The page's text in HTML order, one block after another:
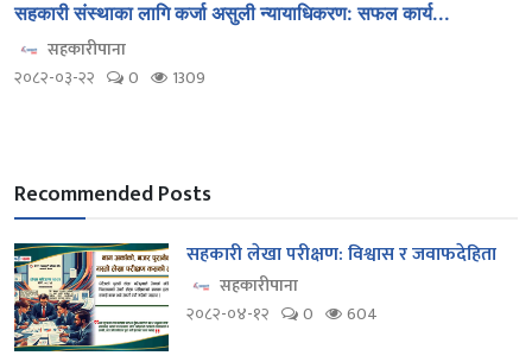
सहकारी संस्थाका लागि कर्जा असुली न्यायाधिकरण: सफल कार्य...
सहकारीपाना
२०८२-०३-२२
0 1309
Recommended Posts
सहकारी लेखा परीक्षण: विश्वास र जवाफदेहिता
सहकारीपाना
२०८२-०४-१२
0 604